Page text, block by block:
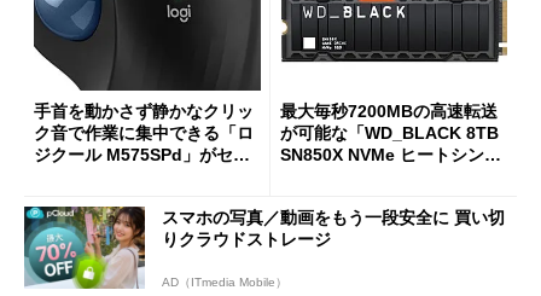
手首を動かさず静かなクリッ
ク音で作業に集中できる「ロ
ジクール M575SPd」がセー
最大毎秒7200MBの高速転送
が可能な「WD_BLACK 8TB
SN850X NVMe ヒートシンク
スマホの写真／動画をもう一段安全に 買い切
りクラウドストレージ
AD（ITmedia Mobile）